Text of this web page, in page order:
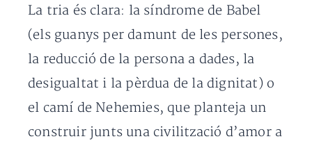
La tria és clara: la síndrome de Babel
(els guanys per damunt de les persones,
la reducció de la persona a dades, la
desigualtat i la pèrdua de la dignitat) o
el camí de Nehemies, que planteja un
construir junts una civilització d’amor a